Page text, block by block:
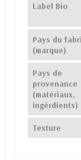
Label Bio
Pays du
(marque)
Pays de
provenance
(matériaux,
ingérdients)
Texture